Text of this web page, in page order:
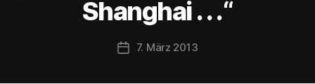
Shanghai . . .“
Veröffentlichungsdatum
7. März 2013